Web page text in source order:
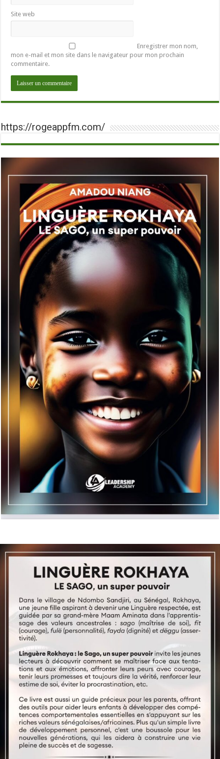
Site web
Enregistrer mon nom,
mon e-mail et mon site dans le navigateur pour mon prochain
commentaire.
https://rogeappfm.com/